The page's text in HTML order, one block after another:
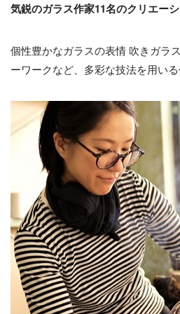
気鋭のガラス作家11名のクリエー
個性豊かなガラスの表情 吹きガラ
ーワークなど、多彩な技法を用いる